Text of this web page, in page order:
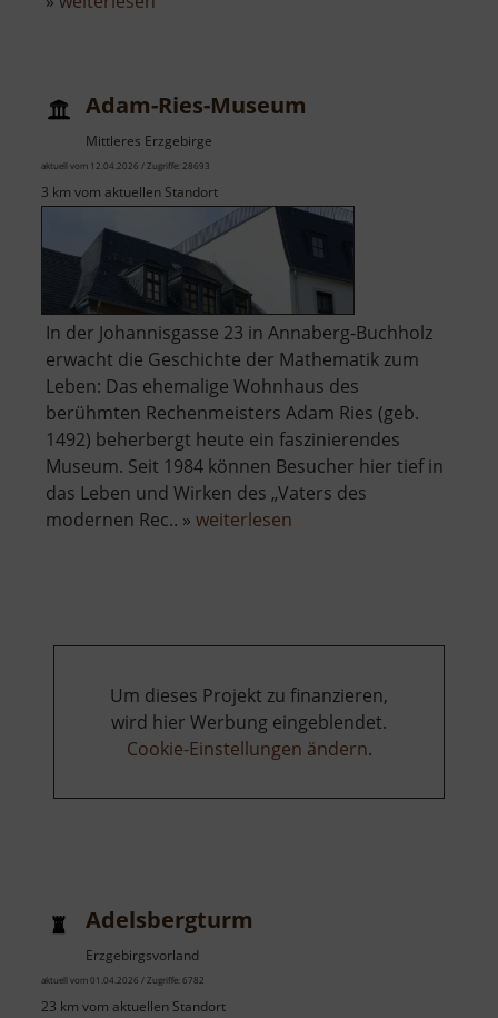
Adam-Ries-Museum
Mittleres Erzgebirge
aktuell vom 12.04.2026 / Zugriffe: 28693
3 km vom aktuellen Standort
In der Johannisgasse 23 in Annaberg-Buchholz
erwacht die Geschichte der Mathematik zum
Leben: Das ehemalige Wohnhaus des
berühmten Rechenmeisters Adam Ries (geb.
1492) beherbergt heute ein faszinierendes
Museum. Seit 1984 können Besucher hier tief in
das Leben und Wirken des „Vaters des
modernen Rec.. » weiterlesen
Um dieses Projekt zu finanzieren,
wird hier Werbung eingeblendet.
Cookie-Einstellungen ändern.
Adelsbergturm
Erzgebirgsvorland
aktuell vom 01.04.2026 / Zugriffe: 6782
23 km vom aktuellen Standort